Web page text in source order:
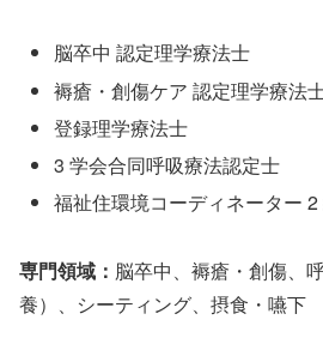
脳卒中 認定理学療法士
褥瘡・創傷ケア 認定理学療法
登録理学療法士
3 学会合同呼吸療法認定士
福祉住環境コーディネーター 2
専門領域： 脳卒中、褥瘡・創傷、
養）、シーティング、摂食・嚥下